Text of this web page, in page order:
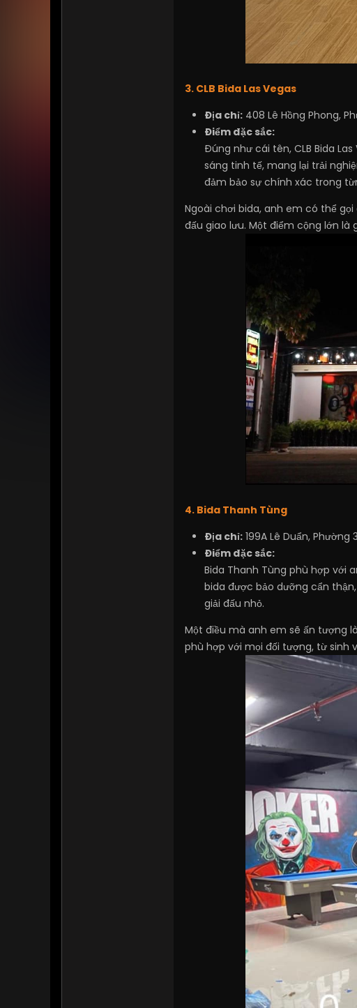
3. CLB Bida Las Vegas
Địa chỉ: 408 Lê Hồng Phong,
Điểm đặc sắc:
Đúng như cái tên, CLB Bida
sáng tinh tế, mang lại trải
đảm bảo sự chính xác trong
Ngoài chơi bida, anh em có thể
đấu giao lưu. Một điểm cộng lớn là
4. Bida Thanh Tùng
Địa chỉ: 199A Lê Duẩn, Phường
Điểm đặc sắc:
Bida Thanh Tùng phù hợp với
bida được bảo dưỡng cẩn
giải đấu nhỏ.
Một điều mà anh em sẽ ấn tượng
phù hợp với mọi đối tượng, từ sinh